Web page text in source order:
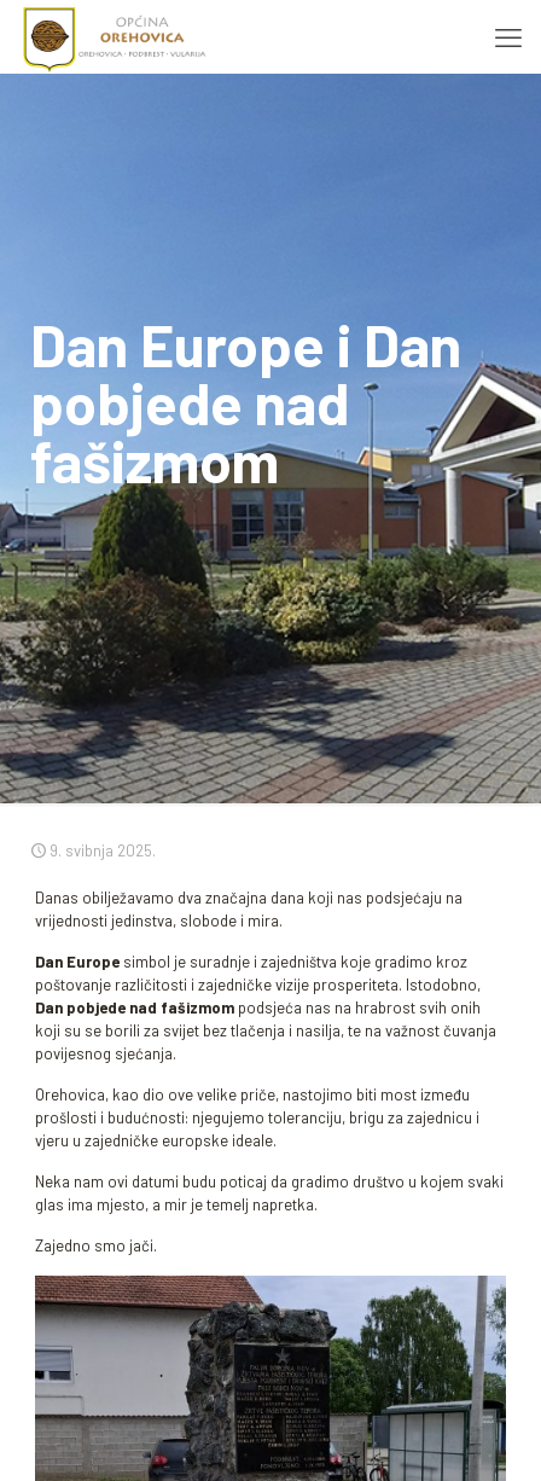
Dan Europe i Dan
pobjede nad
fašizmom
9. svibnja 2025.
Danas obilježavamo dva značajna dana koji nas podsjećaju na
vrijednosti jedinstva, slobode i mira.
Dan Europesimbol je suradnje i zajedništva koje gradimo kroz
poštovanje različitosti i zajedničke vizije prosperiteta. Istodobno,
Dan pobjede nad fašizmom podsjeća nas na hrabrost svih onih
koji su se borili za svijet bez tlačenja i nasilja, te na važnost čuvanja
povijesnog sjećanja.
Orehovica, kao dio ove velike priče, nastojimo biti most između
prošlosti i budućnosti: njegujemo toleranciju, brigu za zajednicu i
vjeru u zajedničke europske ideale.
Neka nam ovi datumi budu poticaj da gradimo društvo u kojem svaki
glas ima mjesto, a mir je temelj napretka.
Zajedno smo jači.